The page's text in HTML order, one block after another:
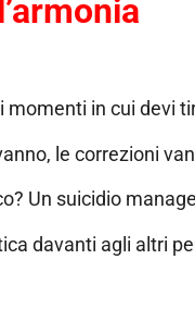
momenti in cui devi
le correzioni
Un suicidio
davanti agli altri